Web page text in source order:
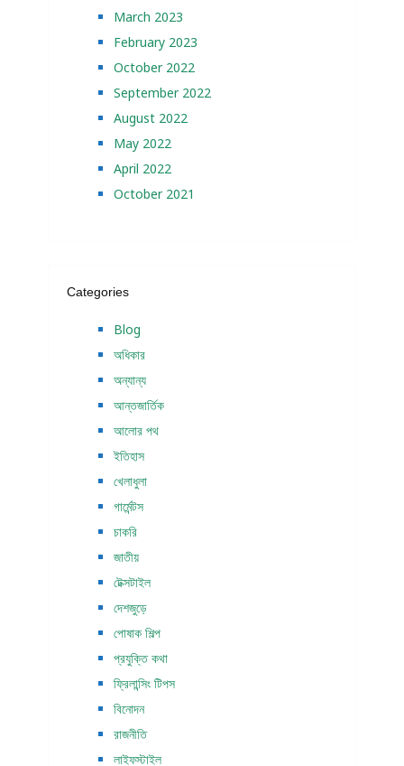
March 2023
February 2023
October 2022
September 2022
August 2022
May 2022
April 2022
October 2021
Categories
Blog
অধিকার
অন্যান্য
আন্তজার্তিক
আলোর পথ
ইতিহাস
খেলাধুলা
গার্মেন্টস
চাকরি
জাতীয়
টেক্সটাইল
দেশজুড়ে
পোষাক শিল্প
প্রযুক্তি কথা
ফ্রিলান্সিং টিপস
বিনোদন
রাজনীতি
লাইফস্টাইল